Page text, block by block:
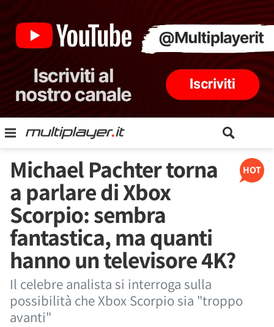
HOT
Michael Pachter torna
a parlare di Xbox
Scorpio: sembra
fantastica, ma quanti
hanno un televisore 4K?
Il celebre analista si interroga sulla
possibilità che Xbox Scorpio sia "troppo
avanti"